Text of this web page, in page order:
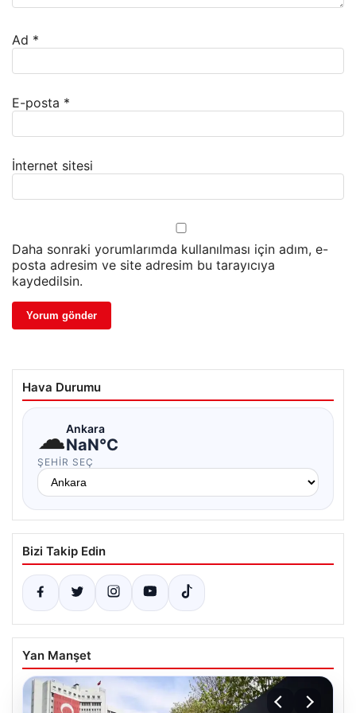
Ad *
E-posta *
İnternet sitesi
Daha sonraki yorumlarımda kullanılması için adım, e-
posta adresim ve site adresim bu tarayıcıya
kaydedilsin.
Hava Durumu
☁Ankara
NaN°C
ŞEHIR SEÇ
Bizi Takip Edin
Yan Manşet